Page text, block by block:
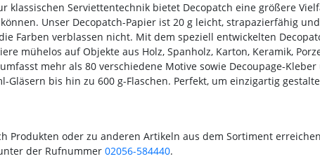
klassischen Serviettentechnik bietet Decopatch eine größere
Unser Decopatch-Papier ist 20 g leicht, strapazierfähig
Farben verblassen nicht. Mit dem speziell entwickelten
mühelos auf Objekte aus Holz, Spanholz, Karton, Keramik,
mehr als 80 verschiedene Motive sowie Decoupage-Kleber
Gläsern bis hin zu 600 g-Flaschen. Perfekt, um einzigartig
Produkten oder zu anderen Artikeln aus dem Sortiment
der Rufnummer 02056-584440.